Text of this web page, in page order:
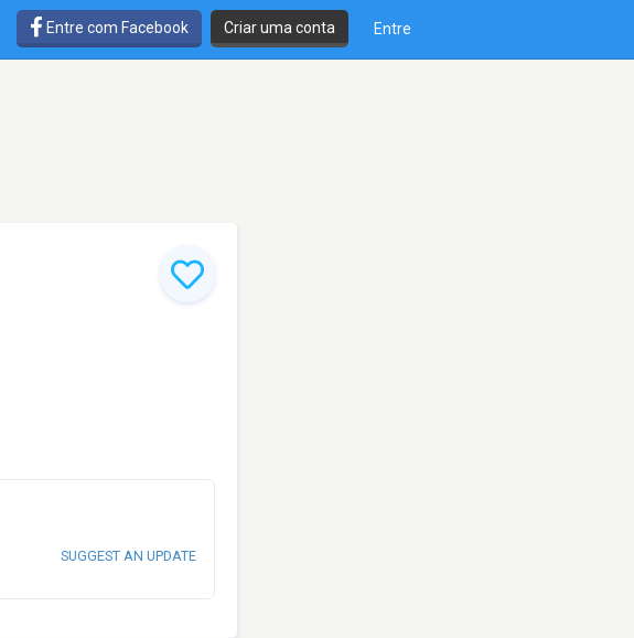
Entre com Facebook Criar uma conta Entre
SUGGEST AN UPDATE